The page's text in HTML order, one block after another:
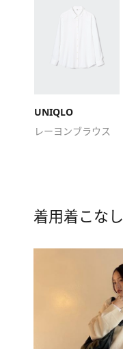
UNIQLO
レーヨンブラウス
着用着こなし